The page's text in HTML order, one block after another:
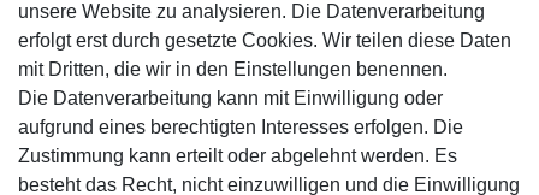
Mitglied
Motor-Fit
unsere Website zu analysieren. Die Datenverarbeitung
erfolgt erst durch gesetzte Cookies. Wir teilen diese Daten
mit Dritten, die wir in den Einstellungen benennen.
Die Datenverarbeitung kann mit Einwilligung oder
aufgrund eines berechtigten Interesses erfolgen. Die
Zustimmung kann erteilt oder abgelehnt werden. Es
besteht das Recht, nicht einzuwilligen und die Einwilligung